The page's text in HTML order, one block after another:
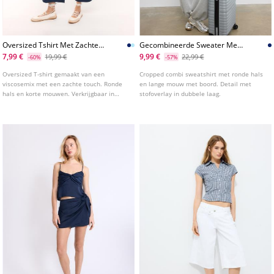
Oversized Tshirt Met Zachte
Textuur
7,99 € -60% 19,99 €
Oversized T-shirt gemaakt van een
viscosemix met een zachte touch. Ronde
hals en korte mouwen. Verkrijgbaar in
Gecombineerde Sweater Met
Plaatsing
9,99 € -57% 22,99 €
Cropped combi sweatshirt met ronde hals
en lange mouw met boord. Detail met
stofoverlay in dubbele laag.